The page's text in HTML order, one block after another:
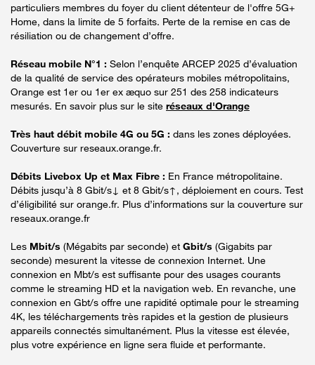
particuliers membres du foyer du client détenteur de l'offre 5G+
Home, dans la limite de 5 forfaits. Perte de la remise en cas de
résiliation ou de changement d’offre.
Réseau mobile N°1 : Selon l’enquête ARCEP 2025 d’évaluation
de la qualité de service des opérateurs mobiles métropolitains,
Orange est 1er ou 1er ex æquo sur 251 des 258 indicateurs
mesurés. En savoir plus sur le site réseaux d'Orange
Très haut débit mobile 4G ou 5G : dans les zones déployées.
Couverture sur reseaux.orange.fr.
Débits Livebox Up et Max Fibre : En France métropolitaine.
Débits jusqu’à 8 Gbit/s↓ et 8 Gbit/s↑, déploiement en cours. Test
d’éligibilité sur orange.fr. Plus d’informations sur la couverture sur
reseaux.orange.fr
Les Mbit/s (Mégabits par seconde) et Gbit/s (Gigabits par
seconde) mesurent la vitesse de connexion Internet. Une
connexion en Mbt/s est suffisante pour des usages courants
comme le streaming HD et la navigation web. En revanche, une
connexion en Gbt/s offre une rapidité optimale pour le streaming
4K, les téléchargements très rapides et la gestion de plusieurs
appareils connectés simultanément. Plus la vitesse est élevée,
plus votre expérience en ligne sera fluide et performante.